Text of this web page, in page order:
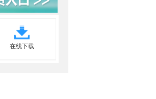
在线下载